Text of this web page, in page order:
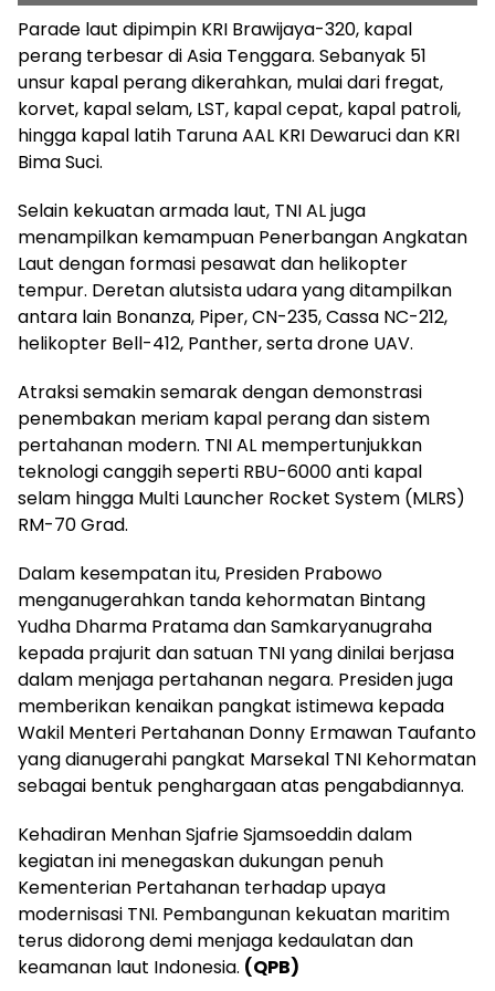
Parade laut dipimpin KRI Brawijaya-320, kapal
perang terbesar di Asia Tenggara. Sebanyak 51
unsur kapal perang dikerahkan, mulai dari fregat,
korvet, kapal selam, LST, kapal cepat, kapal patroli,
hingga kapal latih Taruna AAL KRI Dewaruci dan KRI
Bima Suci.
Selain kekuatan armada laut, TNI AL juga
menampilkan kemampuan Penerbangan Angkatan
Laut dengan formasi pesawat dan helikopter
tempur. Deretan alutsista udara yang ditampilkan
antara lain Bonanza, Piper, CN-235, Cassa NC-212,
helikopter Bell-412, Panther, serta drone UAV.
Atraksi semakin semarak dengan demonstrasi
penembakan meriam kapal perang dan sistem
pertahanan modern. TNI AL mempertunjukkan
teknologi canggih seperti RBU-6000 anti kapal
selam hingga Multi Launcher Rocket System (MLRS)
RM-70 Grad.
Dalam kesempatan itu, Presiden Prabowo
menganugerahkan tanda kehormatan Bintang
Yudha Dharma Pratama dan Samkaryanugraha
kepada prajurit dan satuan TNI yang dinilai berjasa
dalam menjaga pertahanan negara. Presiden juga
memberikan kenaikan pangkat istimewa kepada
Wakil Menteri Pertahanan Donny Ermawan Taufanto
yang dianugerahi pangkat Marsekal TNI Kehormatan
sebagai bentuk penghargaan atas pengabdiannya.
Kehadiran Menhan Sjafrie Sjamsoeddin dalam
kegiatan ini menegaskan dukungan penuh
Kementerian Pertahanan terhadap upaya
modernisasi TNI. Pembangunan kekuatan maritim
terus didorong demi menjaga kedaulatan dan
keamanan laut Indonesia. (QPB)